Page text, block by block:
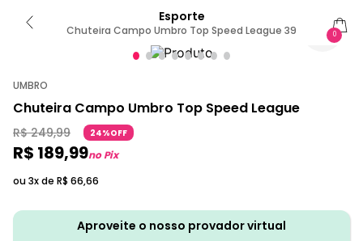
Esporte
Chuteira Campo Umbro Top Speed League 39 0
UMBRO
Chuteira Campo Umbro Top Speed League
R$ 249,99 24%OFF
R$ 189,99no Pix
ou 3x de R$ 66,66
Aproveite o nosso provador virtual